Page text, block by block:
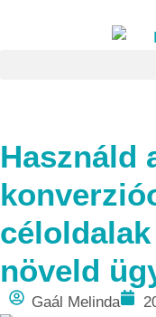
Használd
növeld
Gaál Melinda